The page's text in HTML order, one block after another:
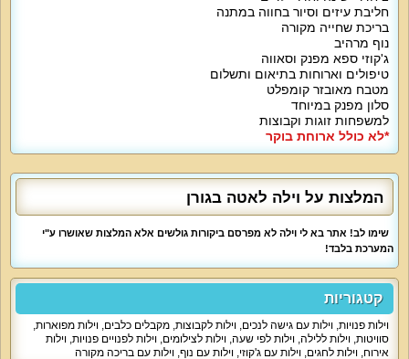
חליבת עיזים וסיור בחווה במתנה
בריכת שחייה מקורה
נוף מרהיב
ג'קוזי ספא מפנק וסאווה
טיפולים וארוחות בתיאום ותשלום
מטבח מאובזר קומפלט
סלון מפנק במיוחד
למשפחות זוגות וקבוצות
*לא כולל ארוחת בוקר
על קצה המזלג:
אם אתם מחפשים וילה נופש משפחתית עם אווירה יוקרתית אך ביתית, וילה לאטה
תהיה הבחירה המתאימה. כאן תמצאו פעילויות מהרות לילדים בחווה הסמוכה
ותוכלו ליהנות מנוף עוצר נשימה. מומלצת בכל חודשי השנה.
וילה לאטה כוללת 2 חדרי שינה, סוויטת הורים ועוד חדר שינה שמתאים לילדים.
הסוויטות כוללות מיטות רכות (שינה נהדרת), ארון, חלון, מיזוג אוויר, מסך
טלוויזיה,DVD וחדר רחצה צמוד. חדר הילדים כולל 2 מיטות זוגיות, הוא מתאים
לקבוצת ילדים.
300 סרטים, מערכת הגברה וחיבור YES.
המלצות על וילה לאטה בגורן
שימו לב! אתר בא לי וילה לא מפרסם ביקורות גולשים אלא המלצות שאושרו ע"י
המערכת בלבד!
קטגוריות
וילות פנויות, וילות עם גישה לנכים, וילות לקבוצות, מקבלים כלבים, וילות מפוארות,
סוויטות, וילות ללילה, וילות לפי שעה, וילות לצילומים, וילות לפנויים פנויות, וילות
אירוח, וילות לחגים, וילות עם ג'קוזי, וילות עם נוף, וילות עם בריכה מקורה